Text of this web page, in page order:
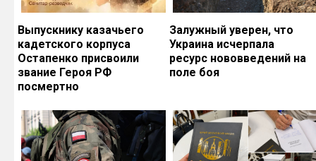
Выпускнику казачьего
кадетского корпуса
Остапенко присвоили
звание Героя РФ
посмертно
Залужный уверен, что
Украина исчерпала
ресурс нововведений на
поле боя